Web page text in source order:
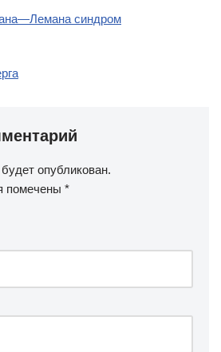
синдром
опубликован.
помечены *